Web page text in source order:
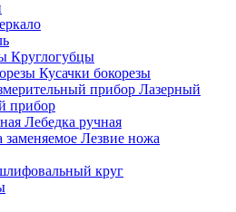
Круглогубцы
Кусачки бокорезы
Лазерный
прибор
Лебедка ручная
Лезвие ножа
круг